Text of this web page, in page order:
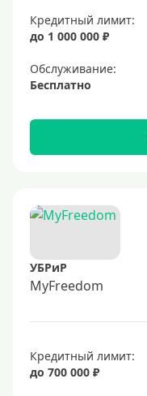
Кредитный лимит:
до 1 000 000 ₽
Обслуживание:
Бесплатно
УБРиР
MyFreedom
Кредитный лимит:
до 700 000 ₽